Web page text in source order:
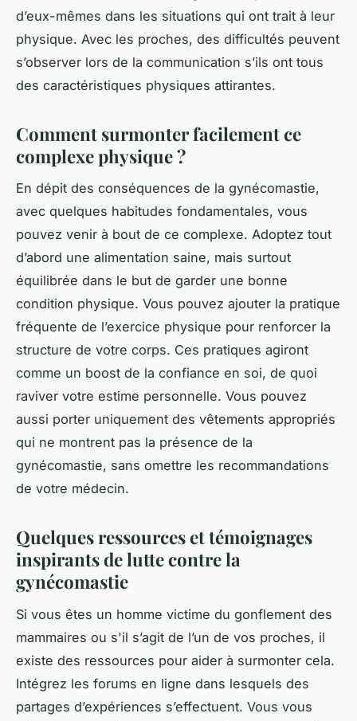
d’eux-mêmes dans les situations qui ont trait à leur
physique. Avec les proches, des difficultés peuvent
s’observer lors de la communication s’ils ont tous
des caractéristiques physiques attirantes.
Comment surmonter facilement ce
complexe physique ?
En dépit des conséquences de la gynécomastie,
avec quelques habitudes fondamentales, vous
pouvez venir à bout de ce complexe. Adoptez tout
d’abord une alimentation saine, mais surtout
équilibrée dans le but de garder une bonne
condition physique. Vous pouvez ajouter la pratique
fréquente de l’exercice physique pour renforcer la
structure de votre corps. Ces pratiques agiront
comme un boost de la confiance en soi, de quoi
raviver votre estime personnelle. Vous pouvez
aussi porter uniquement des vêtements appropriés
qui ne montrent pas la présence de la
gynécomastie, sans omettre les recommandations
de votre médecin.
Quelques ressources et témoignages
inspirants de lutte contre la
gynécomastie
Si vous êtes un homme victime du gonflement des
mammaires ou s'il s’agit de l’un de vos proches, il
existe des ressources pour aider à surmonter cela.
Intégrez les forums en ligne dans lesquels des
partages d’expériences s’effectuent. Vous vous